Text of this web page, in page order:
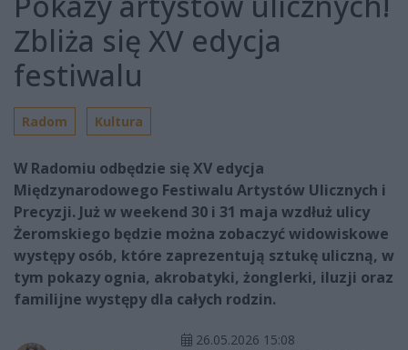
Zbliża się XV edycja
festiwalu
Radom Kultura
W Radomiu odbędzie się XV edycja
Międzynarodowego Festiwalu Artystów Ulicznych i
Precyzji. Już w weekend 30 i 31 maja wzdłuż ulicy
Żeromskiego będzie można zobaczyć widowiskowe
występy osób, które zaprezentują sztukę uliczną, w
tym pokazy ognia, akrobatyki, żonglerki, iluzji oraz
familijne występy dla całych rodzin.
26.05.2026 15:08